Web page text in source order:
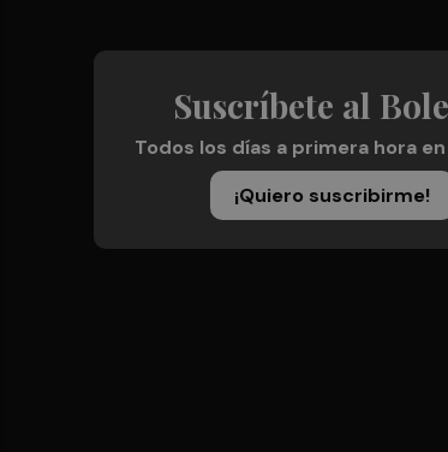
Suscríbete al
Todos los días a primera hora
¡Quiero suscribirme!